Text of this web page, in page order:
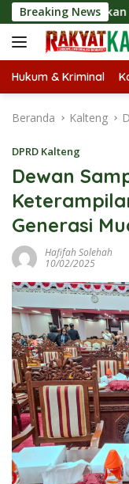
Langsung
ke
konten
Breaking News
Kunjungan
Hukum & Kriminal
Beranda Kalteng
DPRD Kalteng
Dewan
Generasi
Hafifah Solehah
10/02/2025